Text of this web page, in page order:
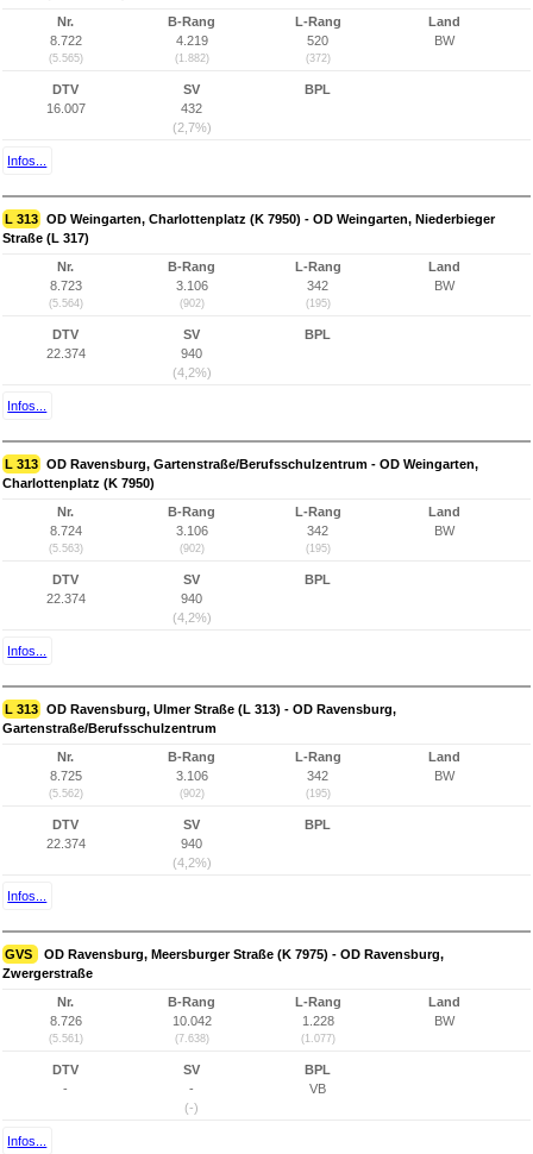
Nr.
8.722
(5.565)
B-Rang
4.219
(1.882)
L-Rang
520
(372)
Land
BW
DTV
16.007
SV
432
(2,7%)
BPL
Infos...
L 313 OD Weingarten, Charlottenplatz (K 7950) - OD Weingarten, Niederbieger
Straße (L 317)
Nr.
8.723
(5.564)
B-Rang
3.106
(902)
L-Rang
342
(195)
Land
BW
DTV
22.374
SV
940
(4,2%)
BPL
Infos...
L 313 OD Ravensburg, Gartenstraße/Berufsschulzentrum - OD Weingarten,
Charlottenplatz (K 7950)
Nr.
8.724
(5.563)
B-Rang
3.106
(902)
L-Rang
342
(195)
Land
BW
DTV
22.374
SV
940
(4,2%)
BPL
Infos...
L 313 OD Ravensburg, Ulmer Straße (L 313) - OD Ravensburg,
Gartenstraße/Berufsschulzentrum
Nr.
8.725
(5.562)
B-Rang
3.106
(902)
L-Rang
342
(195)
Land
BW
DTV
22.374
SV
940
(4,2%)
BPL
Infos...
GVS
OD Ravensburg, Meersburger Straße (K 7975) - OD Ravensburg,
Zwergerstraße
Nr.
8.726
(5.561)
B-Rang
10.042
(7.638)
L-Rang
1.228
(1.077)
Land
BW
DTV
-
SV
-
(-)
BPL
VB
Infos...